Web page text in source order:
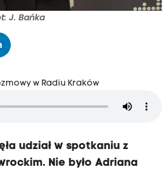
J. Bańka
w Radiu Kraków
udział w spotkaniu z
Nie było Adriana